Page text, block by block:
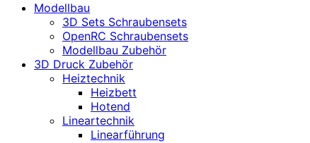
Modellbau
3D Sets Schraubensets
OpenRC Schraubensets
Modellbau Zubehör
3D Druck Zubehör
Heiztechnik
Heizbett
Hotend
Lineartechnik
Linearführung